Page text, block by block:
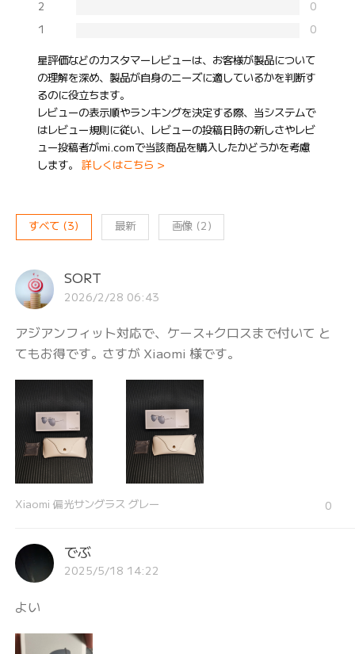
2
0
1
0
星評価などのカスタマーレビューは、お客様が製品について
の理解を深め、製品が自身のニーズに適しているかを判断す
るのに役立ちます。
レビューの表示順やランキングを決定する際、当システムで
はレビュー規則に従い、レビューの投稿日時の新しさやレビ
ュー投稿者がmi.comで当該商品を購入したかどうかを考慮
します。
詳しくはこちら >
すべて (3) 最新 画像 ( 2 )
SORT
2026/2/28 06:43
アジアンフィット対応で、ケース+クロスまで付いて と
てもお得です。さすが Xiaomi 様です。
Xiaomi 偏光サングラス グレー 0
でぶ
2025/5/18 14:22
よい